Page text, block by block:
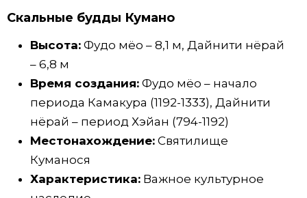
Скальные будды Кумано
Высота:Фудо мёо – 8,1 м, Дайнити нёрай
– 6,8 м
Время создания:Фудо мёо – начало
периода Камакура (1192-1333), Дайнити
нёрай – период Хэйан (794-1192)
Местонахождение:Святилище
Куманося
Характеристика:Важное культурное